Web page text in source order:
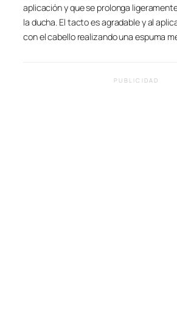
aplicación y que se prolonga
la ducha. El tacto es agradable y al
con el cabello realizando una espuma
PUBLICIDAD